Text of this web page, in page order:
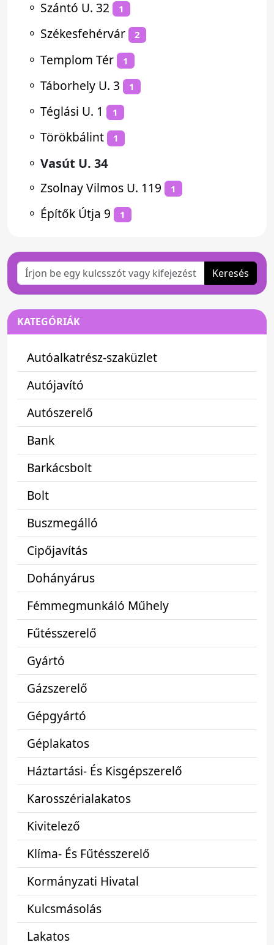
⚬ Szántó U. 32 1
⚬ Székesfehérvár 2
⚬ Templom Tér 1
⚬ Táborhely U. 3 1
⚬ Téglási U. 1 1
⚬ Törökbálint 1
⚬ Vasút U. 34
⚬ Zsolnay Vilmos U. 119 1
⚬ Építők Útja 9 1
Keresés
KATEGÓRIÁK
Autóalkatrész-szaküzlet
Autójavító
Autószerelő
Bank
Barkácsbolt
Bolt
Buszmegálló
Cipőjavítás
Dohányárus
Fémmegmunkáló Műhely
Fűtésszerelő
Gyártó
Gázszerelő
Gépgyártó
Géplakatos
Háztartási- És Kisgépszerelő
Karosszérialakatos
Kivitelező
Klíma- És Fűtésszerelő
Kormányzati Hivatal
Kulcsmásolás
Lakatos